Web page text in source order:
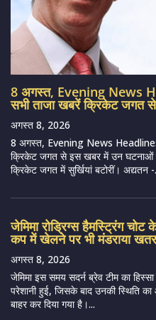
8 अगस्त, Evening News
सभी ताजा खबरें क्रिकेट जगत से
अगस्त 8, 2026
8 अगस्त, Evening News
क्रिकेट जगत से इस खबर में उन घटनाओं
क्रिकेट जगत में सुर्खियां बटोरीं। अद्यतन -
जेमिमा रोड्रिग्स हैमस्ट्रिंग चोट
कप में खेलने पर भी मंडराया
अगस्त 8, 2026
जेमिमा इस समय सदर्न ब्रेव टीम का
परेशानी हुई, जिसके बाद उनकी स्थिति
बाहर कर दिया गया है।...